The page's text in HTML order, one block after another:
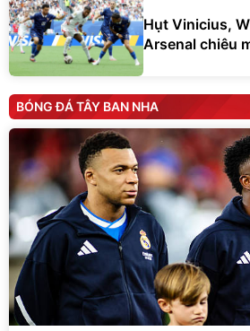
Hụt Vinicius,
Arsenal chiêu
BÓNG ĐÁ TÂY BAN NHA